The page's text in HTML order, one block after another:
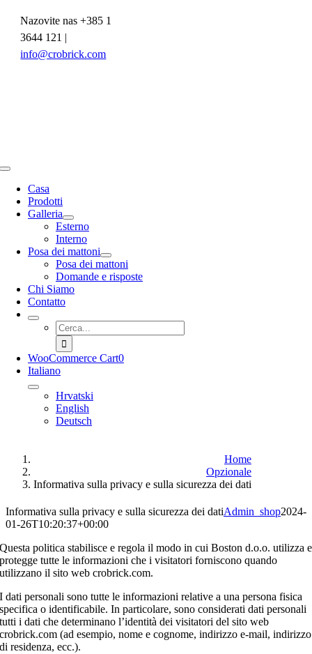
contenuto
Nazovite nas +385 1
3644 121 |
info@crobrick.com
Toggle
Navigation
Casa
Prodotti
Galleria
Esterno
Interno
Posa dei mattoni
Posa dei mattoni
Domande e risposte
Chi Siamo
Contatto
Cerca
per:
WooCommerce Cart0
Italiano
Hrvatski
English
Deutsch
Home
Opzionale
Informativa sulla privacy e sulla sicurezza dei dati
Informativa sulla privacy e sulla sicurezza dei datiAdmin_shop2024-
01-26T10:20:37+00:00
Questa politica stabilisce e regola il modo in cui Boston d.o.o. utilizza e
protegge tutte le informazioni che i visitatori forniscono quando
utilizzano il sito web crobrick.com.
I dati personali sono tutte le informazioni relative a una persona fisica
specifica o identificabile. In particolare, sono considerati dati personali
tutti i dati che determinano l’identità dei visitatori del sito web
crobrick.com (ad esempio, nome e cognome, indirizzo e-mail, indirizzo
di residenza, ecc.).